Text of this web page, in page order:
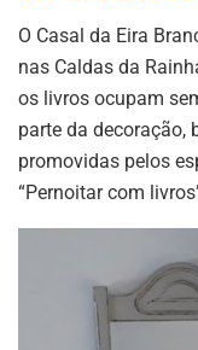
O Casal da Eira
nas Caldas da
os livros ocupam
parte da decoração,
promovidas pelos
“Pernoitar com